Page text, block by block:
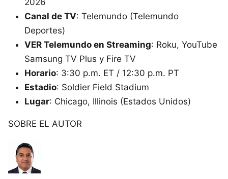
Este sitio utiliza cookies para mejorar la
experiencia del usuario. Al continuar usando
nuestro sitio web, usted acepta el uso de todas
Cookies.Leer más
Canal de TV: Telemundo (Telemundo
Deportes)
VER Telemundo en Streaming: Roku, YouTube
Samsung TV Plus y Fire TV
Horario: 3:30 p.m. ET / 12:30 p.m. PT
Estadio: Soldier Field Stadium
Lugar: Chicago, Illinois (Estados Unidos)
SOBRE EL AUTOR